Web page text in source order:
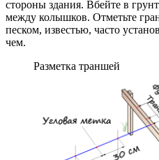
стороны здания. Вбейте в
между колышков. Отметьте
песком, известью, часто
чем.
Разметка траншей